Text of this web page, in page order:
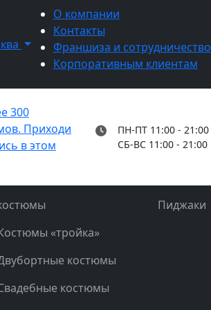
О компании
Контакты
Франшиза и сотрудничество
Корпоративным клиентам
ПН-ПТ 11:00 - 21:00
СБ-ВС 11:00 - 21:00
«тройка»
костюмы
костюмы
Пиджаки